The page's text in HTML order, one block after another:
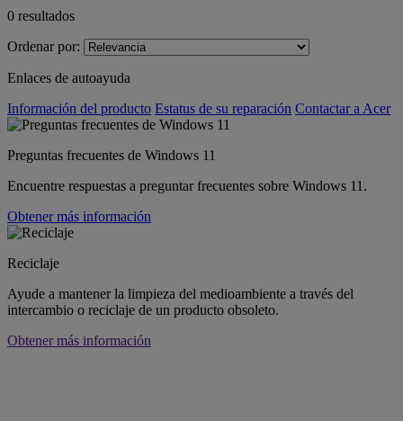
0 resultados
Ordenar por:
Enlaces de autoayuda
Información del producto Estatus de su reparación Contactar a Acer
Preguntas frecuentes de Windows 11
Encuentre respuestas a preguntar frecuentes sobre Windows 11.
Obtener más información
Reciclaje
Ayude a mantener la limpieza del medioambiente a través del
intercambio o reciclaje de un producto obsoleto.
Obtener más información